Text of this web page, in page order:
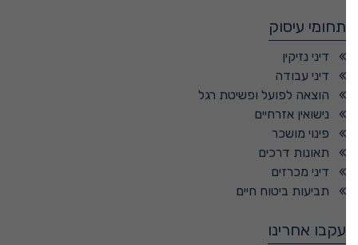
תחומי עיסוק
דיני נזיקין
דיני עבודה
הוצאה לפועל ופשיטת רגל
נישואין אזרחיים
פינוי מושכר
תאונות דרכים
דיני מכרזים
תביעות ביטוח חיים
עקבו אחרינו